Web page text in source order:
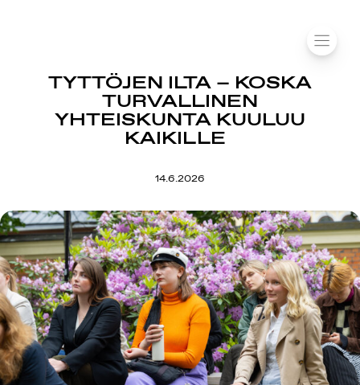
TYTTÖJEN ILTA – KOSKA
TURVALLINEN
YHTEISKUNTA KUULUU
KAIKILLE
14.6.2026